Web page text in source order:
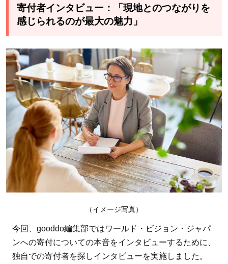
者イ
ンタ
「現
地と
のつ
なが
りを
感じ
られ
るの
が最
大の
魅
1.1
寄付
の決
寄付者インタビュー：「現地とのつながりを
感じられるのが最大の魅力」
（イメージ写真）
今回、gooddo編集部ではワールド・ビジョン・ジャパ
ンへの寄付についての本音をインタビューするために、
独自での寄付者を探しインタビューを実施しました。